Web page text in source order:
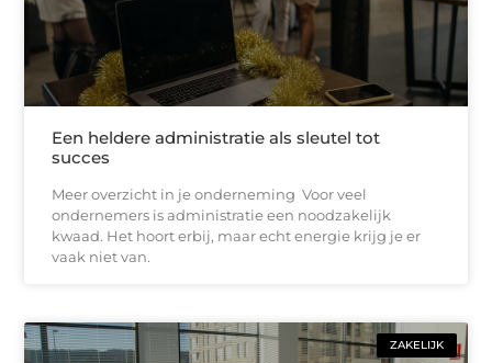
Een heldere administratie als sleutel tot
succes
Meer overzicht in je onderneming Voor veel
ondernemers is administratie een noodzakelijk
kwaad. Het hoort erbij, maar echt energie krijg je er
vaak niet van.
ZAKELIJK